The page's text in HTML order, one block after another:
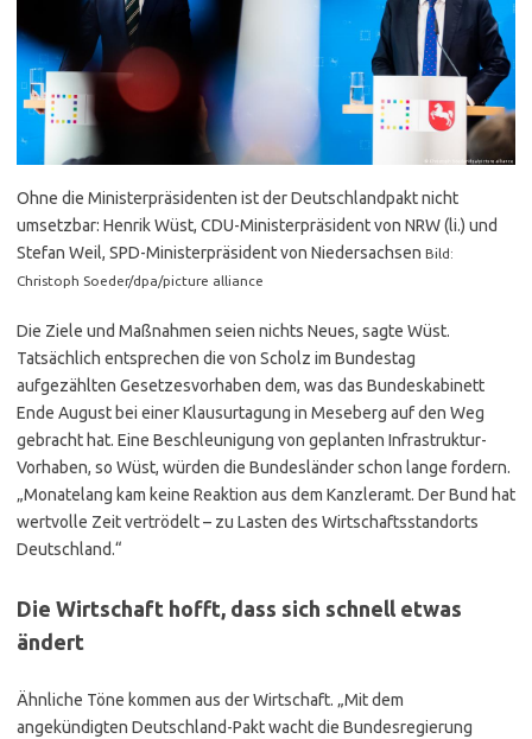
Ohne die Ministerpräsidenten ist der Deutschlandpakt nicht
umsetzbar: Henrik Wüst, CDU-Ministerpräsident von NRW (li.) und
Stefan Weil, SPD-Ministerpräsident von Niedersachsen Bild:
Christoph Soeder/dpa/picture alliance
Die Ziele und Maßnahmen seien nichts Neues, sagte Wüst.
Tatsächlich entsprechen die von Scholz im Bundestag
aufgezählten Gesetzesvorhaben dem, was das Bundeskabinett
Ende August bei einer Klausurtagung in Meseberg auf den Weg
gebracht hat. Eine Beschleunigung von geplanten Infrastruktur-
Vorhaben, so Wüst, würden die Bundesländer schon lange fordern.
„Monatelang kam keine Reaktion aus dem Kanzleramt. Der Bund hat
wertvolle Zeit vertrödelt – zu Lasten des Wirtschaftsstandorts
Deutschland.“
Die Wirtschaft hofft, dass sich schnell etwas
ändert
Ähnliche Töne kommen aus der Wirtschaft. „Mit dem
angekündigten Deutschland-Pakt wacht die Bundesregierung